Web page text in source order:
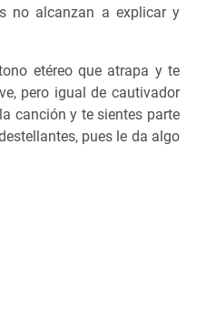
no alcanzan a explicar y
etéreo que atrapa y te
pero igual de cautivador
canción y te sientes parte
pues le da algo